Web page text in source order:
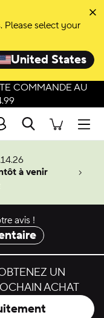
Please select your
United States
COMMANDE AU
Recherche
à venir
avis !
UN
ACHAT